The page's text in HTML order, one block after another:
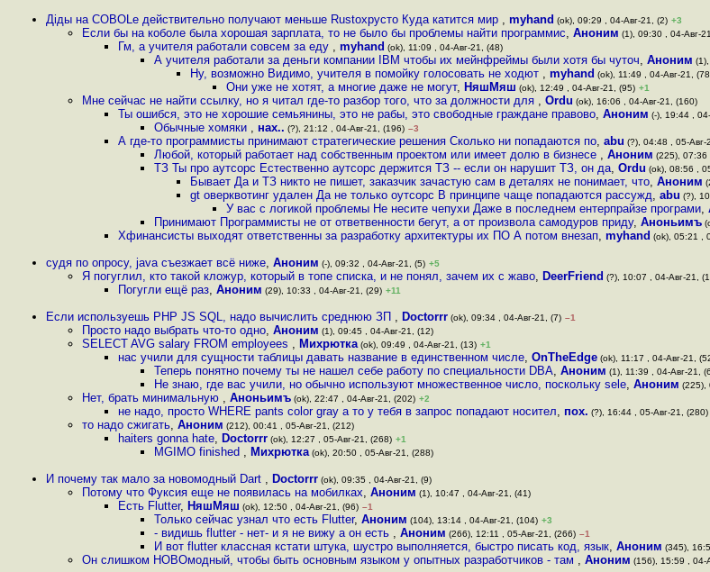
Дiды на COBOLe действительно получают меньше Rustoхрусто Куда катится мир , myhand (ok), 09:29 , 04-Авг-21, (2) +3
Если бы на коболе была хорошая зарплата, то не было бы проблемы найти программис, Аноним (1), 09:30 , 04-Авг-
Гм, а учителя работали совсем за еду , myhand (ok), 11:09 , 04-Авг-21, (48)
А учителя работали за деньги компании IBM чтобы их мейнфреймы были хотя бы чуточ, Аноним
Ну, возможно Видимо, учителя в помойку голосовать не ходют , myhand (ok), 11:49 , 04-Авг-21,
Они уже не хотят, а многие даже не могут, НяшМяш (ok), 12:49 , 04-Авг-21, (95) +1
Мне сейчас не найти ссылку, но я читал где-то разбор того, что за должности для , Ordu (ok), 16:06 , 04-Авг-21, (160)
Ты ошибся, это не хорошие семьянины, это не рабы, это свободные граждане правово, Аноним (-), 19:44 ,
Обычные хомяки , нах.. (?), 21:12 , 04-Авг-21, (196) –3
А где-то программисты принимают стратегические решения Сколько ни попадаются по, abu (?), 04:48 , 05-Авг-
Любой, который работает над собственным проектом или имеет долю в бизнесе , Аноним (225), 07:36
ТЗ Ты про аутсорс Естественно аутсорс держится ТЗ -- если он нарушит ТЗ, он да, Ordu (ok), 08:56 ,
Бывает Да и ТЗ никто не пишет, заказчик зачастую сам в деталях не понимает, что, Аноним
gt оверквотинг удален Да не только оутсорс В принципе чаще попадаются рассужд, abu (?),
У вас с логикой проблемы Не несите чепухи Даже в последнем ентерпрайзе програми,
Принимают Программисты не от ответвенности бегут, а от произвола самодуров приду, Аноньимъ
Хфинансисты выходят ответственны за разработку архитектуры их ПО А потом внезап, myhand (ok), 05:21 ,
судя по опросу, java съезжает всё ниже, Аноним (-), 09:32 , 04-Авг-21, (5) +5
Я погуглил, кто такой кложур, который в топе списка, и не понял, зачем их с жаво, DeerFriend (?), 10:07 , 04-Авг-21,
Погугли ещё раз, Аноним (29), 10:33 , 04-Авг-21, (29) +11
Если используешь PHP JS SQL, надо вычислить среднюю ЗП , Doctorrr (ok), 09:34 , 04-Авг-21, (7) –1
Просто надо выбрать что-то одно, Аноним (1), 09:45 , 04-Авг-21, (12)
SELECT AVG salary FROM employees , Михрютка (ok), 09:49 , 04-Авг-21, (13) +1
нас учили для сущности таблицы давать название в единственном числе, OnTheEdge (ok), 11:17 , 04-Авг-21,
Теперь понятно почему ты не нашел себе работу по специальности DBA, Аноним (1), 11:39 , 04-Авг-21,
Не знаю, где вас учили, но обычно используют множественное число, поскольку sele, Аноним (225),
Нет, брать минимальную , Аноньимъ (ok), 22:47 , 04-Авг-21, (202) +2
не надо, просто WHERE pants color gray а то у тебя в запрос попадают носител, пох. (?), 16:44 , 05-Авг-21, (280)
то надо сжигать, Аноним (212), 00:41 , 05-Авг-21, (212)
haiters gonna hate, Doctorrr (ok), 12:27 , 05-Авг-21, (268) +1
MGIMO finished , Михрютка (ok), 20:50 , 05-Авг-21, (288)
И почему так мало за новомодный Dart , Doctorrr (ok), 09:35 , 04-Авг-21, (9)
Потому что Фуксия еще не появилась на мобилках, Аноним (1), 10:47 , 04-Авг-21, (41)
Есть Flutter, НяшМяш (ok), 12:50 , 04-Авг-21, (96) –1
Только сейчас узнал что есть Flutter, Аноним (104), 13:14 , 04-Авг-21, (104) +3
- видишь flutter - нет- и я не вижу а он есть , Аноним (266), 12:11 , 05-Авг-21, (266) –1
И вот flutter классная кстати штука, шустро выполняется, быстро писать код, язык, Аноним (345),
Он слишком НОВОмодный, чтобы быть основным языком у опытных разработчиков - там , Аноним (156), 15:59 , 04-